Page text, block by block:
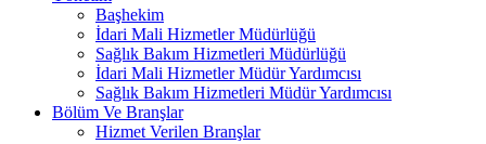
Başhekim
İdari Mali Hizmetler Müdürlüğü
Sağlık Bakım Hizmetleri Müdürlüğü
İdari Mali Hizmetler Müdür Yardımcısı
Sağlık Bakım Hizmetleri Müdür Yardımcısı
Bölüm Ve Branşlar
Hizmet Verilen Branşlar